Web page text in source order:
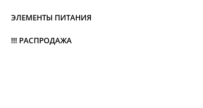
ЭЛЕМЕНТЫ ПИТАНИЯ
!!! РАСПРОДАЖА